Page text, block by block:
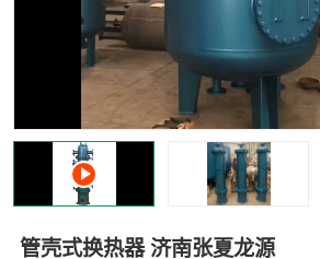
管壳式换热器 济南张夏龙源
非标加工设备